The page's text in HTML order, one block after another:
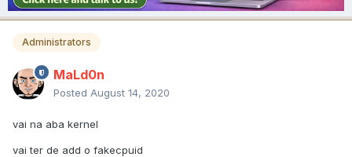
Administrators
MaLd0n
Posted August 14, 2020
vai na aba kernel
vai ter de add o fakecpuid